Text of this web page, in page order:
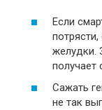
Если
желудки.
получает
Сажать
не так